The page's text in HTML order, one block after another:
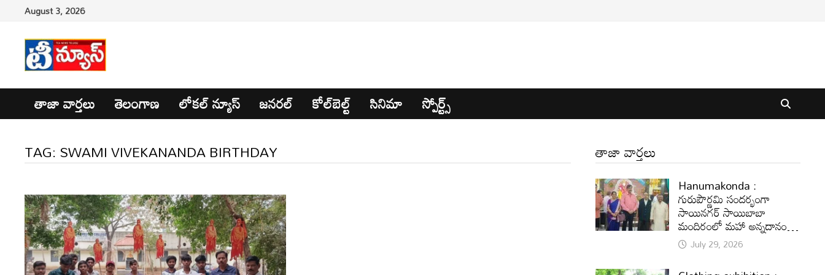
content
August 3, 2026
తాజా వార్తలు తెలంగాణ లోకల్ న్యూస్ జనరల్ కోల్‌బెల్ట్ సినిమా
స్పోర్ట్స్
TAG:SWAMI VIVEKANANDA BIRTHDAY తాజా వార్తలు
Hanumakonda :
గురుపౌర్ణమి సందర్భంగా
సాయినగర్‌ సాయిబాబా
మందిరంలో మహా అన్నదానం…
July 29, 2026